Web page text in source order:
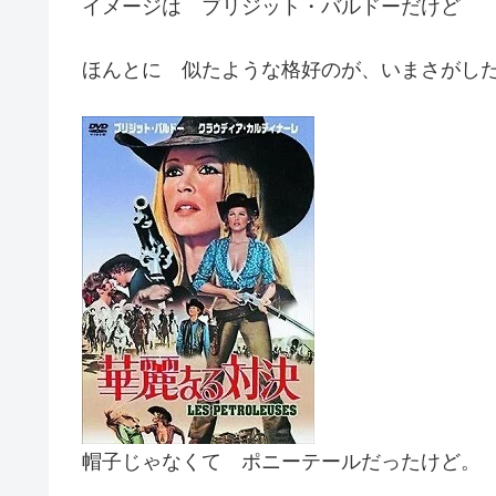
イメージは ブリジット・バルドーだけど
ほんとに 似たような格好のが、いまさがした
帽子じゃなくて ポニーテールだったけど。